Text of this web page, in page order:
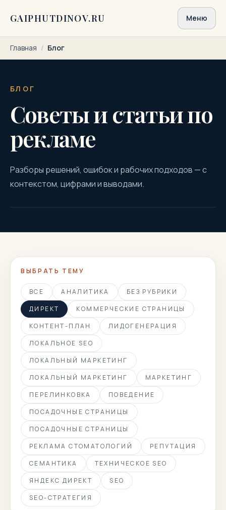
GAIPHUTDINOV.RU Меню
Главная / Блог
БЛОГ
Советы и статьи по
рекламе
Разборы решений, ошибок и рабочих подходов — с
контекстом, цифрами и выводами.
ВЫБРАТЬ ТЕМУ
ВСЕ АНАЛИТИКА
БЕЗ РУБРИКИ
ДИРЕКТ
КОММЕРЧЕСКИЕ СТРАНИЦЫ
КОНТЕНТ-ПЛАН
ЛИДОГЕНЕРАЦИЯ
ЛОКАЛЬНОЕ SEO
ЛОКАЛЬНЫЙ МАРКЕТИНГ
ЛОКАЛЬНЫЙ МАРКЕТИНГ
МАРКЕТИНГ
ПЕРЕЛИНКОВКА
ПОВЕДЕНИЕ
ПОСАДОЧНЫЕ СТРАНИЦЫ
ПОСАДОЧНЫЕ СТРАНИЦЫ
РЕКЛАМА СТОМАТОЛОГИЙ
РЕПУТАЦИЯ
СЕМАНТИКА
ТЕХНИЧЕСКОЕ SEO
ЯНДЕКС ДИРЕКТ
SEO
SEO-СТРАТЕГИЯ